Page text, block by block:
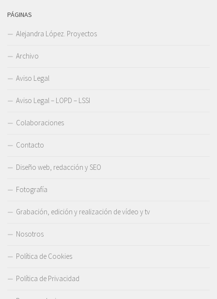
PÁGINAS
Alejandra López. Proyectos
Archivo
Aviso Legal
Aviso Legal – LOPD – LSSI
Colaboraciones
Contacto
Diseño web, redacción y SEO
Fotografía
Grabación, edición y realización de vídeo y tv
Nosotros
Política de Cookies
Política de Privacidad